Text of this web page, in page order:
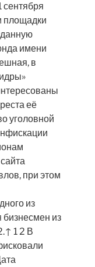
площадки
имени
в
её
уголовной
при этом
из
бизнесмен из
1 2 В